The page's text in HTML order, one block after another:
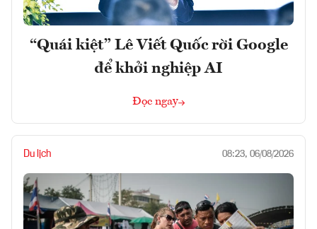
“Quái kiệt” Lê Viết Quốc rời Google
để khởi nghiệp AI
Đọc ngay
Du lịch 08:23, 06/08/2026